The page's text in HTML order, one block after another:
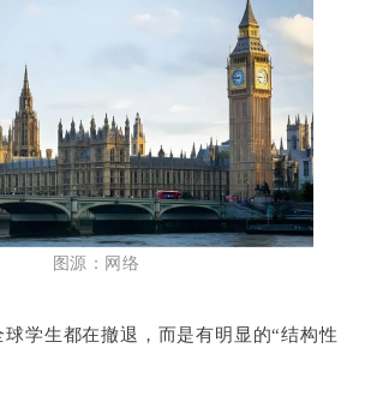
图源：网络
学生都在撤退，而是有明显的“结构性